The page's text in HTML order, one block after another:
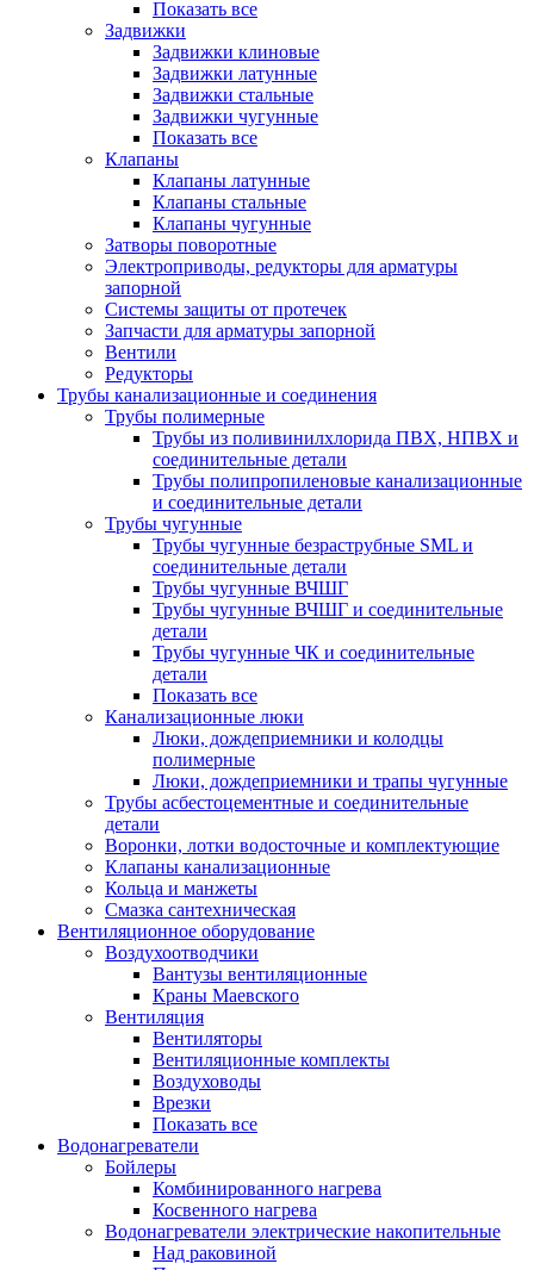
Показать все
Задвижки
Задвижки клиновые
Задвижки латунные
Задвижки стальные
Задвижки чугунные
Показать все
Клапаны
Клапаны латунные
Клапаны стальные
Клапаны чугунные
Затворы поворотные
Электроприводы, редукторы для арматуры
запорной
Системы защиты от протечек
Запчасти для арматуры запорной
Вентили
Редукторы
Трубы канализационные и соединения
Трубы полимерные
Трубы из поливинилхлорида ПВХ, НПВХ и
соединительные детали
Трубы полипропиленовые канализационные
и соединительные детали
Трубы чугунные
Трубы чугунные безраструбные SML и
соединительные детали
Трубы чугунные ВЧШГ
Трубы чугунные ВЧШГ и соединительные
детали
Трубы чугунные ЧК и соединительные
детали
Показать все
Канализационные люки
Люки, дождеприемники и колодцы
полимерные
Люки, дождеприемники и трапы чугунные
Трубы асбестоцементные и соединительные
детали
Воронки, лотки водосточные и комплектующие
Клапаны канализационные
Кольца и манжеты
Смазка сантехническая
Вентиляционное оборудование
Воздухоотводчики
Вантузы вентиляционные
Краны Маевского
Вентиляция
Вентиляторы
Вентиляционные комплекты
Воздуховоды
Врезки
Показать все
Водонагреватели
Бойлеры
Комбинированного нагрева
Косвенного нагрева
Водонагреватели электрические накопительные
Над раковиной